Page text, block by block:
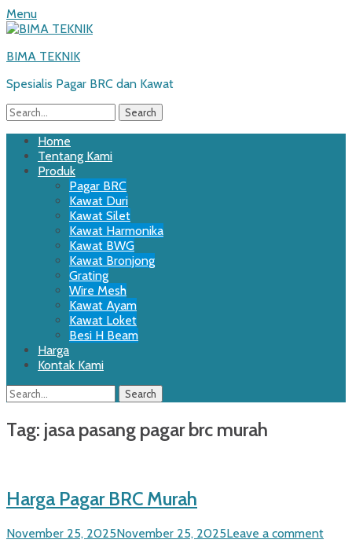
Menu
BIMA TEKNIK
Spesialis Pagar BRC dan Kawat
Search
for:
Primary
Menu
Skip
content
Home
Tentang Kami
Produk
Pagar BRC
Kawat Duri
Kawat Silet
Kawat Harmonika
Kawat BWG
Kawat Bronjong
Grating
Wire Mesh
Kawat Ayam
Kawat Loket
Besi H Beam
Harga
Kontak Kami
Search
Search
for:
Tag: jasa pasang pagar brc murah
Harga Pagar BRC Murah
Posted
November 25, 2025November 25, 2025Leave a comment